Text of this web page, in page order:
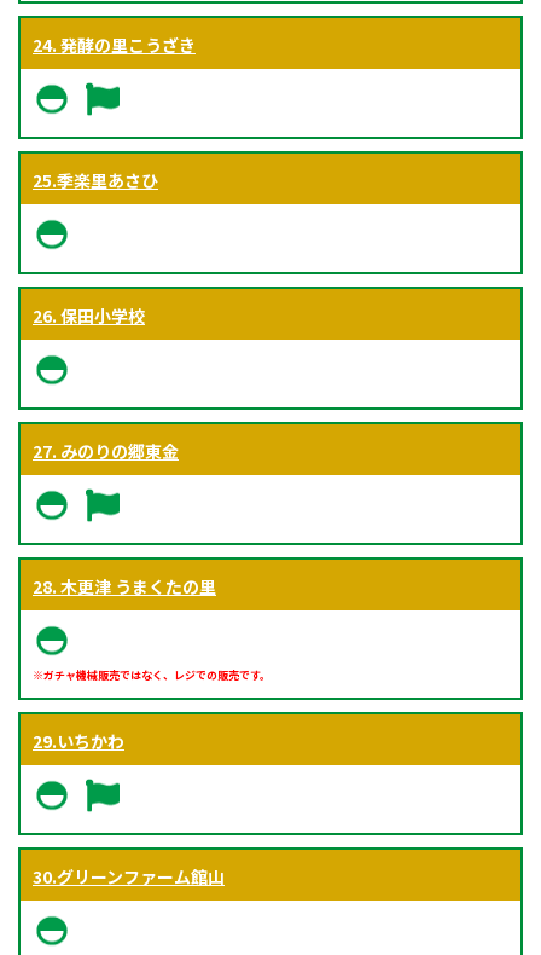
24. 発酵の里こうざき
25.季楽里あさひ
26. 保田小学校
27. みのりの郷東金
28. 木更津 うまくたの里
※ガチャ機械販売ではなく、レジでの販売です。
29.いちかわ
30.グリーンファーム館山